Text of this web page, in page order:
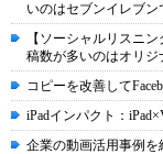
いのはセブンイレブン
【ソーシャルリスニ
稿数が多いのはオリジ
コピーを改善して
iPadインパクト：
企業の動画活用事例